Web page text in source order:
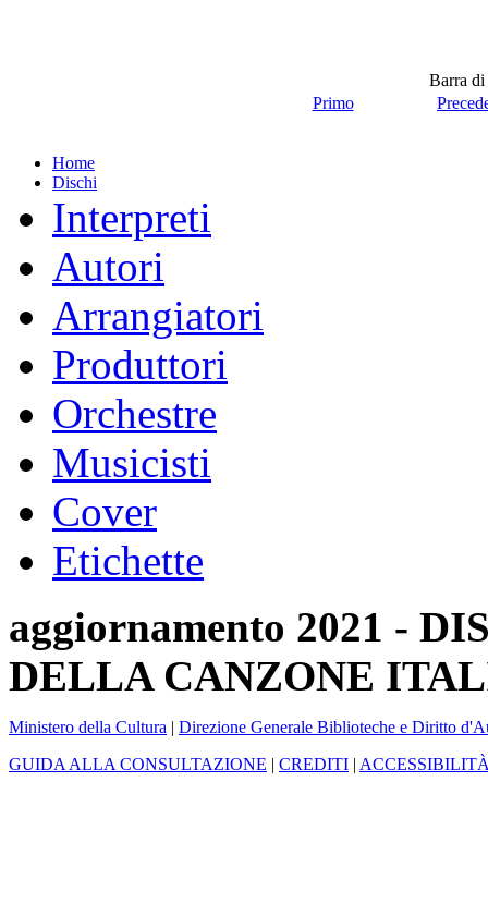
Barra
Primo
Home
Dischi
Interpreti
Autori
Arrangiatori
Produttori
Orchestre
Musicisti
Cover
Etichette
aggiornamento 2021 -
DELLA CANZONE
Ministero della Cultura | Direzione Generale Biblioteche e Diritto
GUIDA ALLA CONSULTAZIONE | CREDITI |